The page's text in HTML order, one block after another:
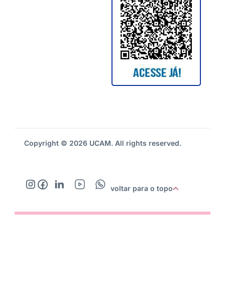
Copyright © 2026 UCAM. All rights reserved.
voltar para o topo